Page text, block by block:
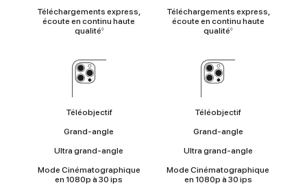
Téléchargements express,
écoute en continu haute
qualité◊
Téléchargements express,
écoute en continu haute
qualité◊
Téléobjectif
Grand-angle
Ultra grand-angle
Mode Cinématographique
en 1080p à 30 ips
Téléobjectif
Grand-angle
Ultra grand-angle
Mode Cinématographique
en 1080p à 30 ips